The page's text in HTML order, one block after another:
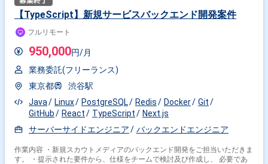
【TypeScript】新規サービスバックエンド開発案件
フルリモート
950,000円/月
業務委託(フリーランス)
東京都
渋谷駅
Java
Linux PostgreSQL Redis Docker
Git
GitHub
React TypeScript
Next.js
サーバーサイドエンジニア
バックエンドエンジニア
作業内容 ・新規スカウトメディアのバックエンド開発をご担当いただきま
す。 ・提示された要件から、仕様をチームで検討及び作成し、 必要であ